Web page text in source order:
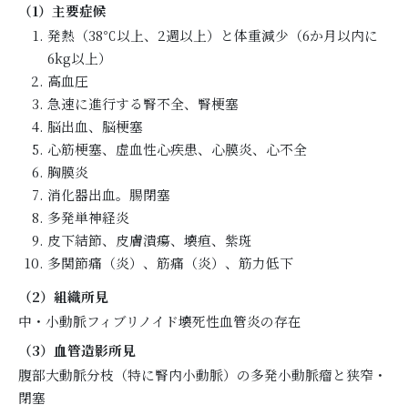
（1）主要症候
発熱（38℃以上、2週以上）と体重減少（6か月以内に
6kg以上）
高血圧
急速に進行する腎不全、腎梗塞
脳出血、脳梗塞
心筋梗塞、虚血性心疾患、心膜炎、心不全
胸膜炎
消化器出血。腸閉塞
多発単神経炎
皮下結節、皮膚潰瘍、壊疸、紫斑
多関節痛（炎）、筋痛（炎）、筋力低下
（2）組織所見
中・小動脈フィブリノイド壊死性血管炎の存在
（3）血管造影所見
腹部大動脈分枝（特に腎内小動脈）の多発小動脈瘤と狭窄・
閉塞